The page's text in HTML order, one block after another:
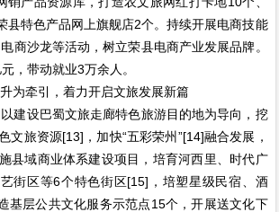
县特色产品网上旗舰店2个。持续开展电商技能
商沙龙等活动，树立荣县电商产业发展品牌。
，带动就业3万余人。
牵引，着力开启文旅发展新篇
设巴蜀文旅走廊特色旅游目的地为导向，挖
文旅资源[13]，加快“五彩荣州”[14]融合发展，
县域商业体系建设项目，培育河西里、时代广
街区等6个特色街区[15]，培塑星级民宿、酒
基层公共文化服务示范点15个，开展送文化下